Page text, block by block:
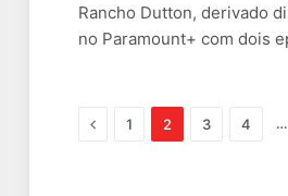
Rancho Dutton, derivado
no Paramount+ com dois
Previous
1 2 3 4 …